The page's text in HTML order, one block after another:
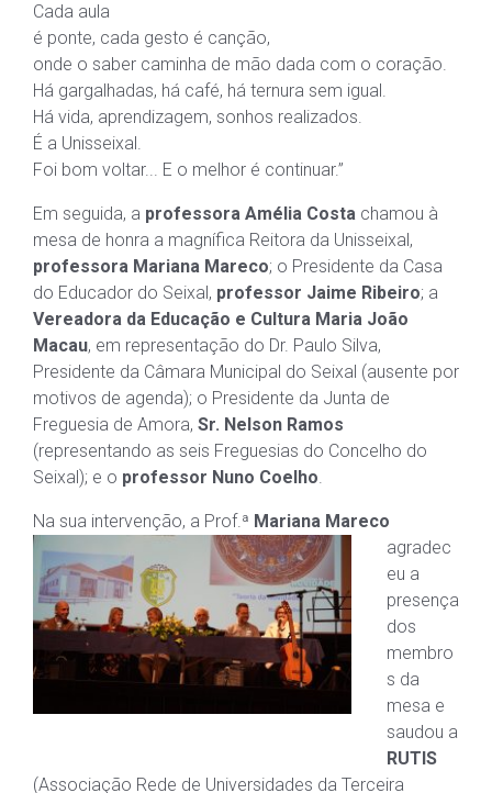
Cada aula
é ponte, cada gesto é canção,
onde o saber caminha de mão dada com o coração.
Há gargalhadas, há café, há ternura sem igual.
Há vida, aprendizagem, sonhos realizados.
É a Unisseixal.
Foi bom voltar... E o melhor é continuar.”
Em seguida, a professora Amélia Costa chamou à
mesa de honra a magnífica Reitora da Unisseixal,
professora Mariana Mareco; o Presidente da Casa
do Educador do Seixal, professor Jaime Ribeiro; a
Vereadora da Educação e Cultura Maria João
Macau, em representação do Dr. Paulo Silva,
Presidente da Câmara Municipal do Seixal (ausente por
motivos de agenda); o Presidente da Junta de
Freguesia de Amora, Sr. Nelson Ramos
(representando as seis Freguesias do Concelho do
Seixal); e o professor Nuno Coelho.
Na sua intervenção, a Prof.ª Mariana Mareco
agradec
eu a
presença
dos
membro
s da
mesa e
saudou a
RUTIS
(Associação Rede de Universidades da Terceira